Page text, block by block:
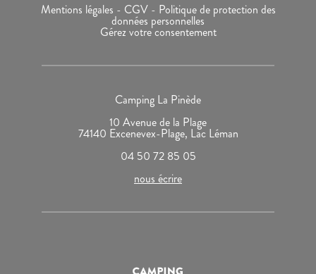
Mentions légales - CGV - Politique de protection des
données personnelles
Gérez votre consentement
Camping La Pinède
10 Avenue de la Plage
74140 Excenevex-Plage, Lac Léman
04 50 72 85 05
nous écrire